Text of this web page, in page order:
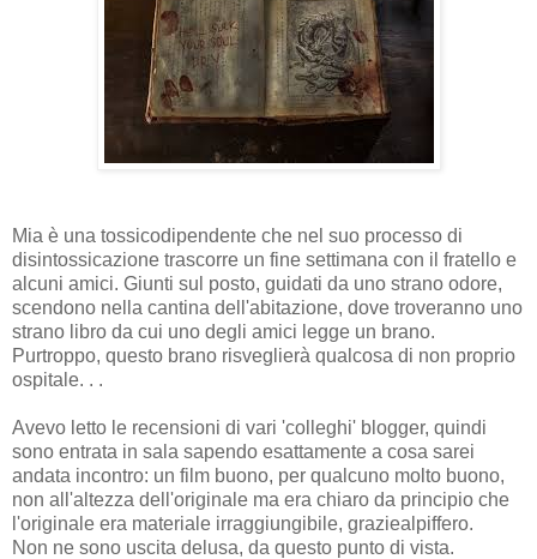
Mia è una tossicodipendente che nel suo processo di
disintossicazione trascorre un fine settimana con il fratello e
alcuni amici. Giunti sul posto, guidati da uno strano odore,
scendono nella cantina dell'abitazione, dove troveranno uno
strano libro da cui uno degli amici legge un brano.
Purtroppo, questo brano risveglierà qualcosa di non proprio
ospitale. . .
Avevo letto le recensioni di vari 'colleghi' blogger, quindi
sono entrata in sala sapendo esattamente a cosa sarei
andata incontro: un film buono, per qualcuno molto buono,
non all'altezza dell'originale ma era chiaro da principio che
l'originale era materiale irraggiungibile, graziealpiffero.
Non ne sono uscita delusa, da questo punto di vista.